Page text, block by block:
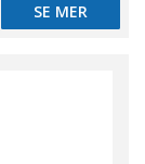
SE MER
SE MER